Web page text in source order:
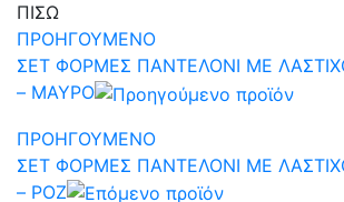
ΠΙΣΩ
ΠΡΟΗΓΟΥΜΕΝΟ
ΣΕΤ ΦΟΡΜΕΣ ΠΑΝΤΕΛΟΝΙ ΜΕ
– ΜΑΥΡΟ
ΠΡΟΗΓΟΥΜΕΝΟ
ΣΕΤ ΦΟΡΜΕΣ ΠΑΝΤΕΛΟΝΙ ΜΕ
– ΡΟΖ